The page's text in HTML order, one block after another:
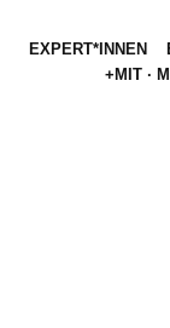
EXPERT*INNEN
+MIT ·